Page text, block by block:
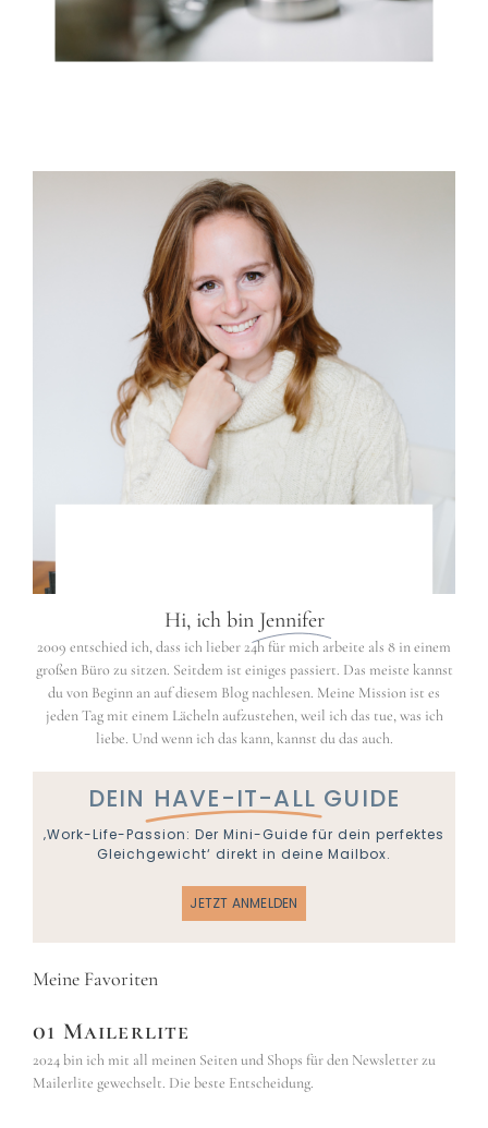
Hi, ich bin Jennifer
2009 entschied ich, dass ich lieber 24h für mich arbeite als 8 in einem
großen Büro zu sitzen. Seitdem ist einiges passiert. Das meiste kannst
du von Beginn an auf diesem Blog nachlesen. Meine Mission ist es
jeden Tag mit einem Lächeln aufzustehen, weil ich das tue, was ich
liebe. Und wenn ich das kann, kannst du das auch.
DEIN HAVE-IT-ALL GUIDE
‚Work-Life-Passion: Der Mini-Guide für dein perfektes
Gleichgewicht‘ direkt in deine Mailbox.
JETZT ANMELDEN
Meine Favoriten
01 Mailerlite
2024 bin ich mit all meinen Seiten und Shops für den Newsletter zu
Mailerlite gewechselt. Die beste Entscheidung.